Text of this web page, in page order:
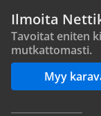
Ilmoita
Tavoitat eniten
mutkattomasti.
Myy